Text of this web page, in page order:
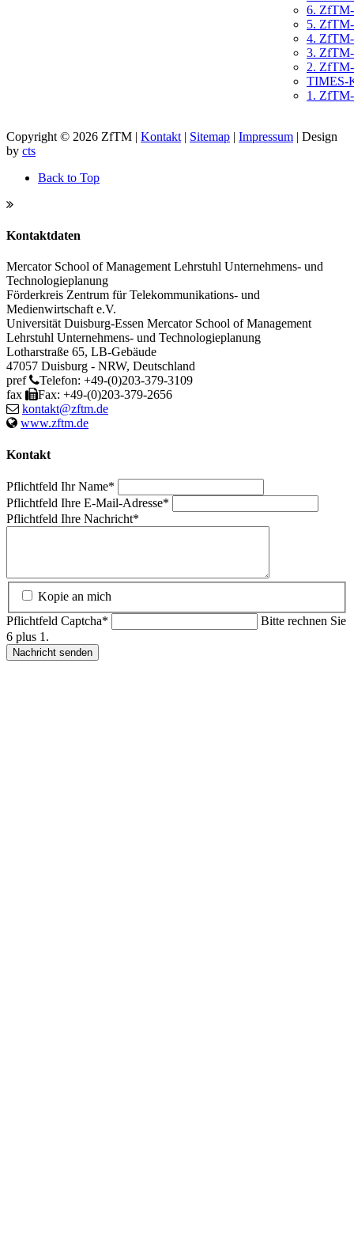
6.
5.
4.
3.
2.
TIMES-
1.
Copyright © 2026 ZfTM | Kontakt | Sitemap | Impressum | Design
by cts
Back to Top
Kontaktdaten
Mercator School of Management Lehrstuhl Unternehmens- und
Technologieplanung
Förderkreis Zentrum für Telekommunikations- und
Medienwirtschaft e.V.
Universität Duisburg-Essen Mercator School of Management
Lehrstuhl Unternehmens- und Technologieplanung
Lotharstraße 65, LB-Gebäude
47057 Duisburg - NRW, Deutschland
pref
Telefon: +49-(0)203-379-3109
fax
Fax: +49-(0)203-379-2656
kontakt@zftm.de
www.zftm.de
Kontakt
Pflichtfeld Ihr Name*
Pflichtfeld Ihre E-Mail-Adresse*
Pflichtfeld Ihre Nachricht*
Kopie an mich
Pflichtfeld Captcha*
Bitte rechnen Sie
6 plus 1.